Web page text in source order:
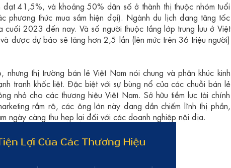
41,5%, và khoảng 50% dân số ở thành thị thuộc nhóm tuổi
thức mua sắm hiện đại). Ngành du lịch đang tăng tốc
cuối 2023 đến nay. Và số người thuộc tầng lớp trung lưu ở Việt
được dự báo sẽ tăng hơn 2,5 lần (lên mức trên 36 triệu người)
thị trường bán lẻ Việt Nam nói chung và phân khúc kinh
tranh khốc liệt. Đặc biệt với sự bùng nổ của các chuỗi bán lẻ
nhỏ cho các thương hiệu Việt Nam. Sở hữu tiềm lực tài chính
rầm rộ, các ông lớn này đang dần chiếm lĩnh thị phần,
ngày càng thu hẹp lại đối với các doanh nghiệp nội địa.